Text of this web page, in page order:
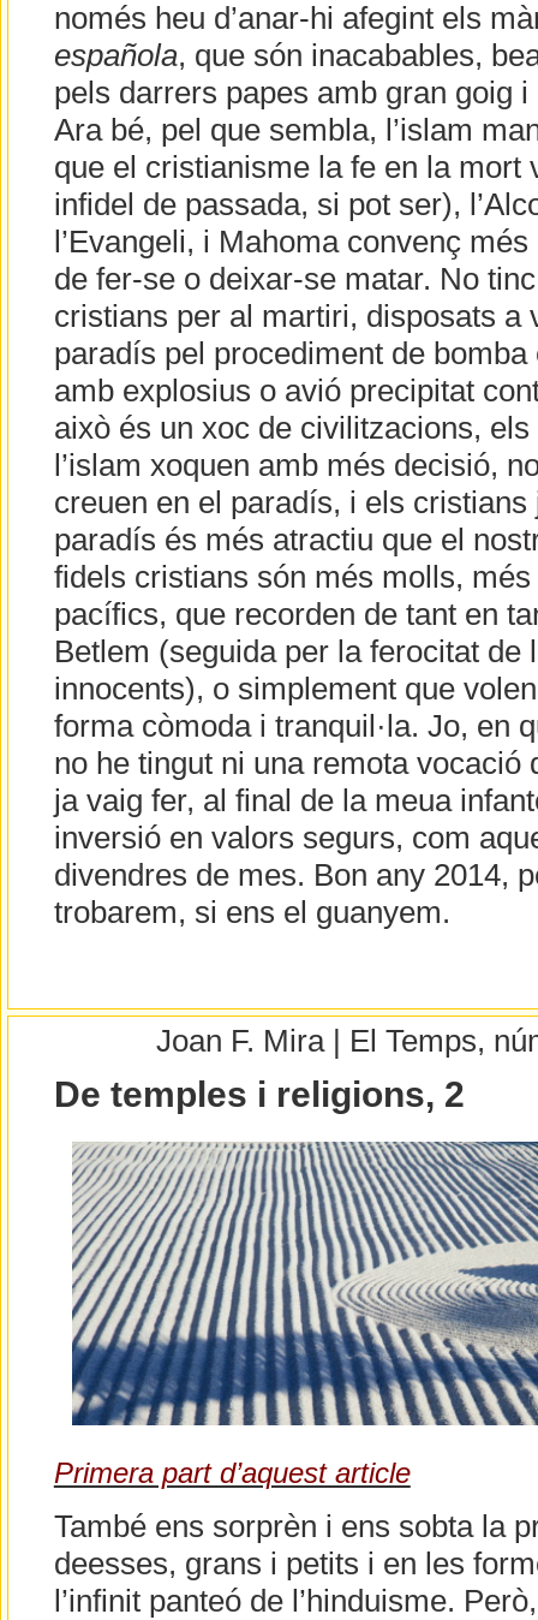
només heu d’anar-hi afegint els
española, que són inacabables,
pels darrers papes amb gran goig
Ara bé, pel que sembla, l’islam
que el cristianisme la fe en la mort
infidel de passada, si pot ser),
l’Evangeli, i Mahoma convenç
de fer-se o deixar-se matar. No
cristians per al martiri, disposats a
paradís pel procediment de
amb explosius o avió precipitat
això és un xoc de civilitzacions,
l’islam xoquen amb més decisió,
creuen en el paradís, i els
paradís és més atractiu que el
fidels cristians són més molls,
pacífics, que recorden de tant en
Betlem (seguida per la ferocitat de
innocents), o simplement que
forma còmoda i tranquil·la. Jo, en
no he tingut ni una remota vocació
ja vaig fer, al final de la meua
inversió en valors segurs, com
divendres de mes. Bon any 2014,
trobarem, si ens el guanyem.
Joan F. Mira | El Temps,
De temples i religions, 2
Primera part d’aquest article
També ens sorprèn i ens sobta la
deesses, grans i petits i en les
l’infinit panteó de l’hinduisme.